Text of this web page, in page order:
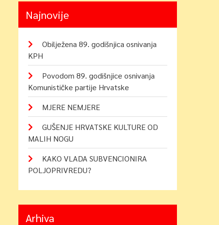
Najnovije
Obilježena 89. godišnjica osnivanja
KPH
Povodom 89. godišnjice osnivanja
Komunističke partije Hrvatske
MJERE NEMJERE
GUŠENJE HRVATSKE KULTURE OD
MALIH NOGU
KAKO VLADA SUBVENCIONIRA
POLJOPRIVREDU?
Arhiva